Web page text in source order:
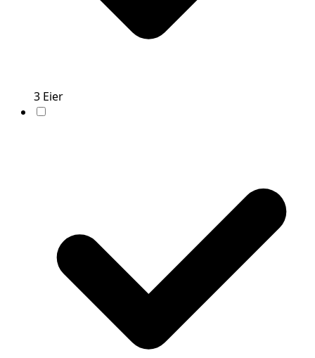
3 Eier